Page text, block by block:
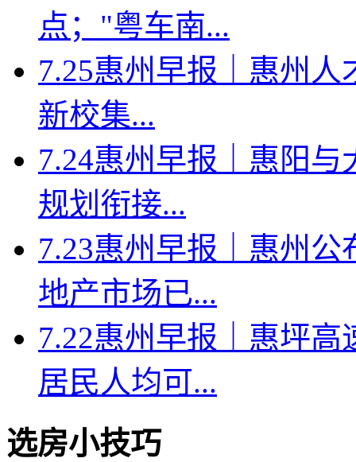
点；"粤车南...
7.25惠州早报｜惠州
新校集...
7.24惠州早报｜惠阳
规划衔接...
7.23惠州早报｜惠州
地产市场已...
7.22惠州早报｜惠坪
居民人均可...
选房小技巧